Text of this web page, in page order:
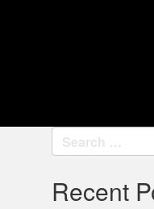
Search
for:
Recent